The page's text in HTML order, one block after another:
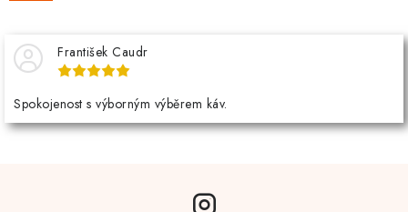
František Caudr
Spokojenost s výborným výběrem káv.